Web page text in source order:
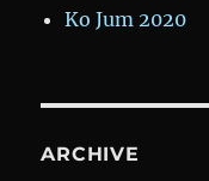
Ko Jum 2020
ARCHIVE